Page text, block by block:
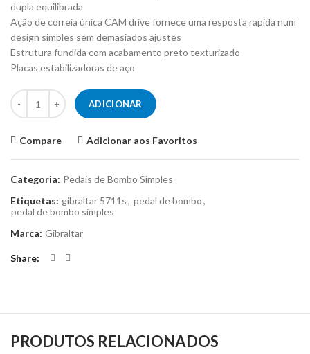
dupla equilibrada
Ação de correia única CAM drive fornece uma resposta rápida num
design simples sem demasiados ajustes
Estrutura fundida com acabamento preto texturizado
Placas estabilizadoras de aço
Quantidade de Pedal de Bombo Gibraltar 5711S
ADICIONAR
Compare Adicionar aos Favoritos
Categoria: Pedais de Bombo Simples
Etiquetas: gibraltar 5711s, pedal de bombo,
pedal de bombo simples
Marca: Gibraltar
Share
PRODUTOS RELACIONADOS